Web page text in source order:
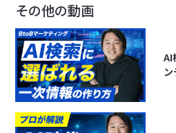
その他の動画
AI